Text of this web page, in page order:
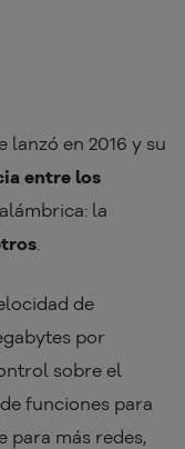
lanzó en 2016 y su
entre los
la
de
por
sobre el
funciones para
más redes,